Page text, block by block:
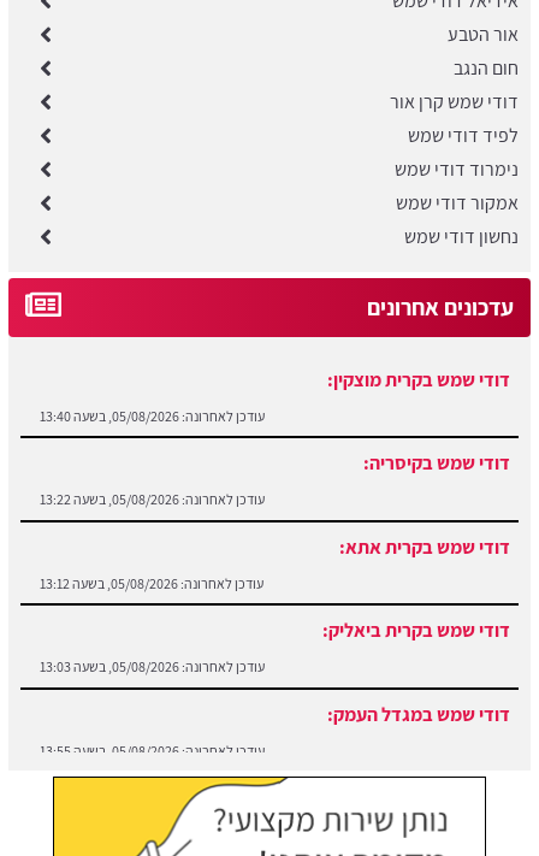
אור הטבע
חום הנגב
דודי שמש קרן אור
לפיד דודי שמש
נימרוד דודי שמש
אמקור דודי שמש
נחשון דודי שמש
עדכונים אחרונים
דודי שמש בקרית מוצקין:
עודכן לאחרונה: 05/08/2026, בשעה 13:40
דודי שמש בקיסריה:
עודכן לאחרונה: 05/08/2026, בשעה 13:22
דודי שמש בקרית אתא:
עודכן לאחרונה: 05/08/2026, בשעה 13:12
דודי שמש בקרית ביאליק:
עודכן לאחרונה: 05/08/2026, בשעה 13:03
דודי שמש במגדל העמק:
עודכן לאחרונה: 05/08/2026, בשעה 13:55